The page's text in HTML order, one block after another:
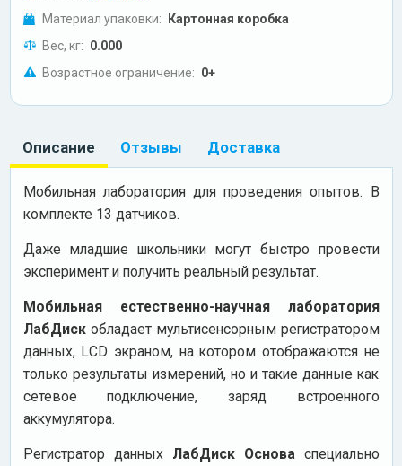
Материал упаковки: Картонная коробка
Вес, кг: 0.000
Возрастное ограничение: 0+
Описание Отзывы Доставка
Мобильная лаборатория для проведения опытов. В
комплекте 13 датчиков.
Даже младшие школьники могут быстро провести
эксперимент и получить реальный результат.
Мобильная естественно-научная лаборатория
ЛабДискобладает мультисенсорным регистратором
данных, LCD экраном, на котором отображаются не
только результаты измерений, но и такие данные как
сетевое подключение, заряд встроенного
аккумулятора.
Регистратор данных ЛабДиск Основа специально